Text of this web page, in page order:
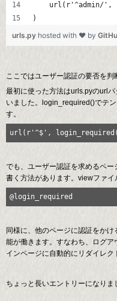
url(r'^admin/',
)
urls.py hosted with ❤ by
ここではユーザー認証の要否を判
最初に使った方法はurls.pyのurl
いました。login_required()でテ
す。
url(r'^$',
でも、ユーザー認証を求めるペ
書く方法があります。viewファイ
@login_required
同様に、他のページに認証をか
能が働きます。すなわち、ログ
インページに自動的にリダイレク
ちょっと長いエントリーになりま